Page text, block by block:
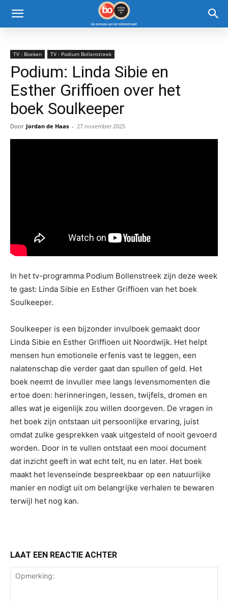
TV - Boeken TV - Podium Bollenstreek
Podium: Linda Sibie en
Esther Griffioen over het
boek Soulkeeper
Door Jordan de Haas - 27 november 2025
In het tv-programma Podium Bollenstreek zijn deze week
te gast: Linda Sibie en Esther Griffioen van het boek
Soulkeeper.
Soulkeeper is een bijzonder invulboek gemaakt door
Linda Sibie en Esther Griffioen uit Noordwijk. Het helpt
mensen hun emotionele erfenis vast te leggen, een
nalatenschap die verder gaat dan spullen of geld. Het
boek neemt de invuller mee langs levensmomenten die
ertoe doen: herinneringen, lessen, twijfels, dromen en
alles wat je eigenlijk zou willen doorgeven. De vragen in
het boek zijn ontstaan uit persoonlijke ervaring, juist
omdat zulke gesprekken vaak uitgesteld of nooit gevoerd
worden. Door in te vullen ontstaat een mooi document
dat inzicht geeft in wat echt telt, nu en later. Het boek
maakt het levenseinde bespreekbaar op een natuurlijke
manier en nodigt uit om belangrijke verhalen te bewaren
terwijl het nog kan.
LAAT EEN REACTIE ACHTER